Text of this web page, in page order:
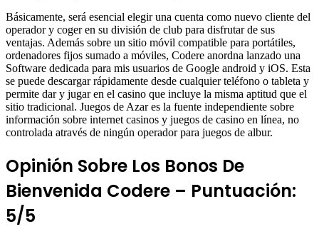
Básicamente, será esencial elegir una cuenta como nuevo cliente del
operador y coger en su división de club para disfrutar de sus
ventajas. Además sobre un sitio móvil compatible para portátiles,
ordenadores fijos sumado a móviles, Codere anordna lanzado una
Software dedicada para mis usuarios de Google android y iOS. Esta
se puede descargar rápidamente desde cualquier teléfono o tableta y
permite dar y jugar en el casino que incluye la misma aptitud que el
sitio tradicional. Juegos de Azar es la fuente independiente sobre
información sobre internet casinos y juegos de casino en línea, no
controlada através de ningún operador para juegos de albur.
Opinión Sobre Los Bonos De
Bienvenida Codere – Puntuación:
5/5